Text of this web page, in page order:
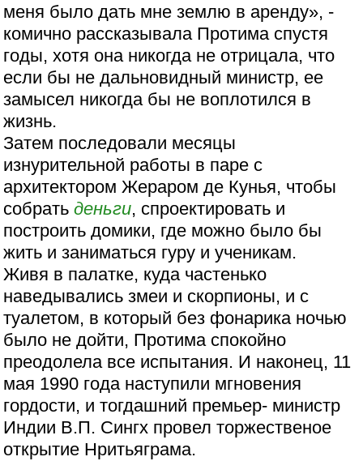
меня было дать мне землю в аренду», -
комично рассказывала Протима спустя
годы, хотя она никогда не отрицала, что
если бы не дальновидный министр, ее
замысел никогда бы не воплотился в
жизнь.
Затем последовали месяцы
изнурительной работы в паре с
архитектором Жераром де Кунья, чтобы
собратьденьги, спроектировать и
построить домики, где можно было бы
жить и заниматься гуру и ученикам.
Живя в палатке, куда частенько
наведывались змеи и скорпионы, и с
туалетом, в который без фонарика ночью
было не дойти, Протима спокойно
преодолела все испытания. И наконец, 11
мая 1990 года наступили мгновения
гордости, и тогдашний премьер- министр
Индии В.П. Сингх провел торжественое
открытие Нритьяграма.